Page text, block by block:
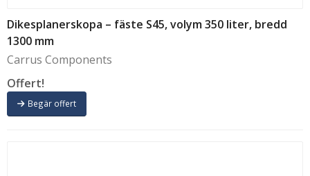
Dikesplanerskopa – fäste S45, volym 350 liter, bredd
1300 mm
Carrus Components
Offert!
Begär offert